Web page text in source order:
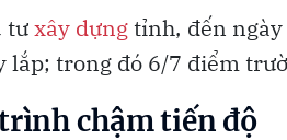
tưxây dựngtỉnh, đến
lắp; trong đó 6/7 điểm
chậm tiến độ